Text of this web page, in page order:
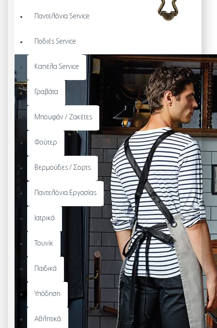
Παντελόνια Service
Ποδιές Service
Καπέλα Service
Γραβάτα
Μπουφάν / Ζακέτες
Φούτερ
Βερμούδες / Σορτς
Παντελόνια Εργασίας
Ιατρικά
Τουνίκ
Παιδικά
Υπόδηση
Αθλητικά